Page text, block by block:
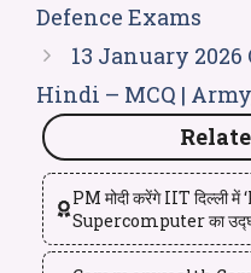
Defence Exams
13 January
Hindi – MCQ |
PM मोदी करेंगे IIT दिल्ली
Supercomputer का